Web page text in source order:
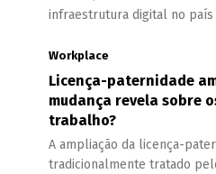
infraestrutura digital no país
Workplace
Licença-paternidade
mudança revela sobre
trabalho?
A ampliação da licença-
tradicionalmente tratado